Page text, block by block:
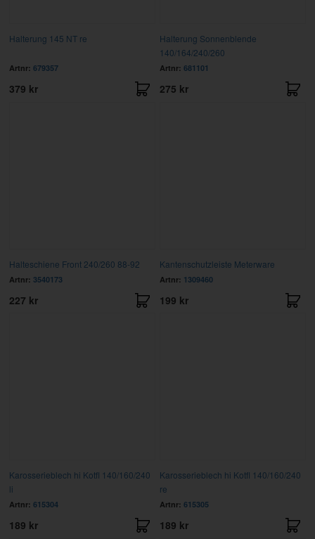
Halterung 145 NT re
Artnr: 679357
379 kr
Halterung Sonnenblende
140/164/240/260
Artnr: 681101
275 kr
Halteschiene Front 240/260 88-92
Artnr: 3540173
227 kr
Kantenschutzleiste Meterware
Artnr: 1309460
199 kr
Karosserieblech hi Kotfl 140/160/240
li
Artnr: 615304
189 kr
Karosserieblech hi Kotfl 140/160/240
re
Artnr: 615305
189 kr